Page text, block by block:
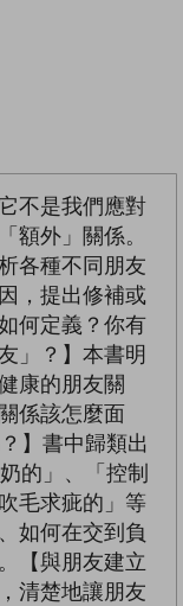
不是我們應對
額外」關係。
各種不同朋友
，提出修補或
何定義？你有
」？】本書明
康的朋友關
係該怎麼面
】書中歸類出
的」、「控制
毛求疵的」等
如何在交到負
【與朋友建立
清楚地讓朋友